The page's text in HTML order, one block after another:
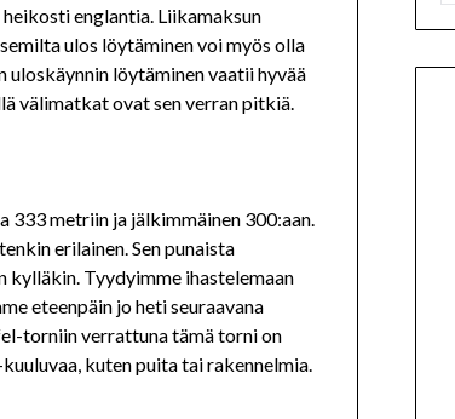
englantia. Liikamaksun
ulos löytäminen voi myös olla
löytäminen vaatii hyvää
välimatkat ovat sen verran pitkiä.
333 metriin ja jälkimmäinen 300:aan.
erilainen. Sen punaista
kylläkin. Tyydyimme ihastelemaan
eteenpäin jo heti seuraavana
torniin verrattuna tämä torni on
kuten puita tai rakennelmia.